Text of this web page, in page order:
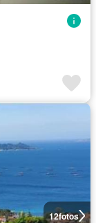
12fotos